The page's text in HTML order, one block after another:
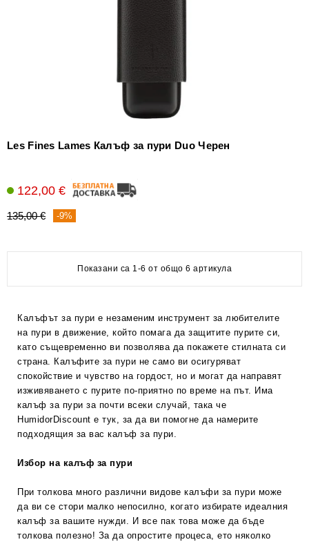
Les Fines Lames Калъф за пури Duo Черен
122,00 €
135,00 € -9%
Показани са 1-6 от общо 6 артикула
Калъфът за пури е незаменим инструмент за любителите
на пури в движение, който помага да защитите пурите си,
като същевременно ви позволява да покажете стилната си
страна. Калъфите за пури не само ви осигуряват
спокойствие и чувство на гордост, но и могат да направят
изживяването с пурите по-приятно по време на път. Има
калъф за пури за почти всеки случай, така че
HumidorDiscount е тук, за да ви помогне да намерите
подходящия за вас калъф за пури.
Избор на калъф за пури
При толкова много различни видове калъфи за пури може
да ви се стори малко непосилно, когато избирате идеалния
калъф за вашите нужди. И все пак това може да бъде
толкова полезно! За да опростите процеса, ето няколко